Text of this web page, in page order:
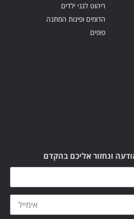
ריהוט לגני ילדים
הדומים ופינות המתנה
פופים
ונחזור אליכם בהקדם